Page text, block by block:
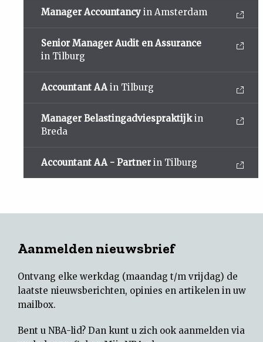
Manager Accountancy in Amsterdam
Senior Manager Audit en Assurance
in Tilburg
Accountant AA in Tilburg
Manager Belastingadviespraktijkin
Breda
Accountant AA - Partner in Tilburg
Aanmelden nieuwsbrief
Ontvang elke werkdag (maandag t/m vrijdag) de
laatste nieuwsberichten, opinies en artikelen in uw
mailbox.
Bent u NBA-lid? Dan kunt u zich ook aanmelden via